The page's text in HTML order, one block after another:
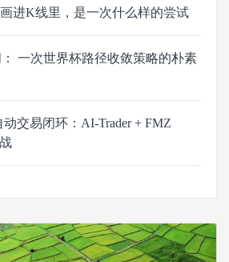
进K线里，是一次什么样的尝试
一次世界杯路径收敛策略的朴素
交易闭环：AI-Trader + FMZ